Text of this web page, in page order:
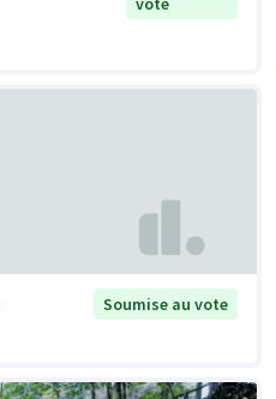
Soumise au vote